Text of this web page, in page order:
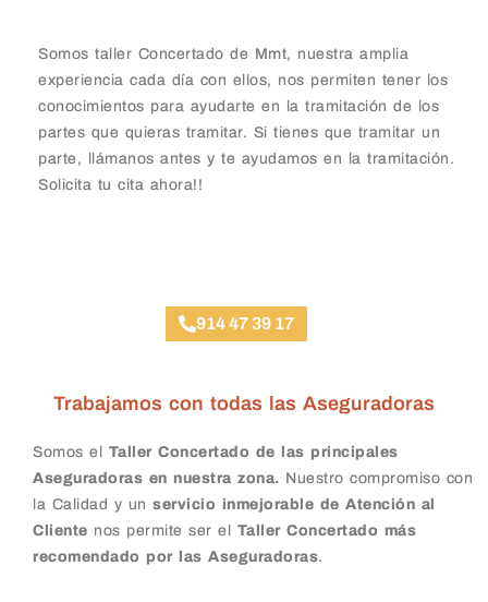
Somos taller Concertado de Mmt, nuestra amplia
experiencia cada día con ellos, nos permiten tener los
conocimientos para ayudarte en la tramitación de los
partes que quieras tramitar. Si tienes que tramitar un
parte, llámanos antes y te ayudamos en la tramitación.
Solicita tu cita ahora!!
914 47 39 17
Trabajamos con todas las Aseguradoras
Somos el Taller Concertado de las principales
Aseguradoras en nuestra zona. Nuestro compromiso con
la Calidad y un servicio inmejorable de Atención al
Cliente nos permite ser el Taller Concertado más
recomendado por las Aseguradoras.